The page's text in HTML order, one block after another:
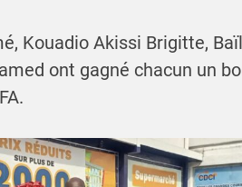
Kouadio Akissi Brigitte,
ont gagné chacun un